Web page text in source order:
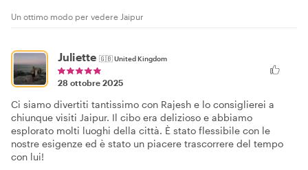
Un ottimo modo per vedere Jaipur
Juliette 🇬🇧United Kingdom
28 ottobre 2025
Ci siamo divertiti tantissimo con Rajesh e lo consiglierei a
chiunque visiti Jaipur. Il cibo era delizioso e abbiamo
esplorato molti luoghi della città. È stato flessibile con le
nostre esigenze ed è stato un piacere trascorrere del tempo
con lui!